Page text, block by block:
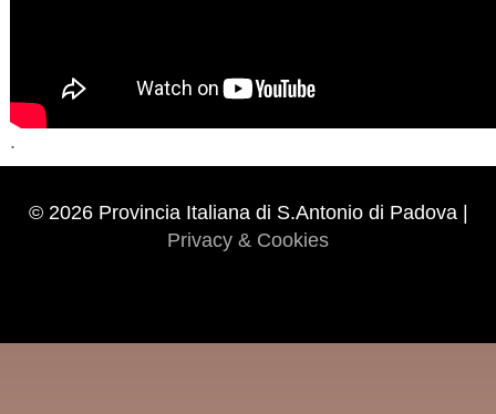
.
© 2026 Provincia Italiana di S.Antonio di Padova |
Privacy & Cookies